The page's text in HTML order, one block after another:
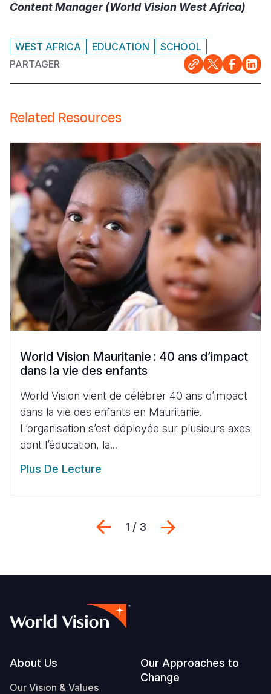
Content Manager (World Vision West Africa)
WEST AFRICA EDUCATION
SCHOOL
PARTAGER
Related Resources
World Vision Mauritanie : 40 ans d’impact
dans la vie des enfants
World Vision vient de célébrer 40 ans d’impact
dans la vie des enfants en Mauritanie.
L’organisation s’est déployée sur plusieurs axes
dont l’éducation, la...
Plus De Lecture
Previous
1 / 3
Footer
About Us
Our Vision & Values
Our Approaches to
Change